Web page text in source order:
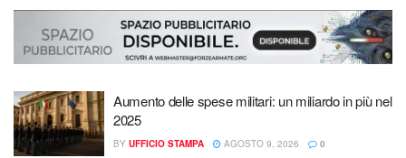
Aumento delle spese militari: un miliardo in più nel
2025
BY UFFICIO STAMPA AGOSTO 9, 2026 0